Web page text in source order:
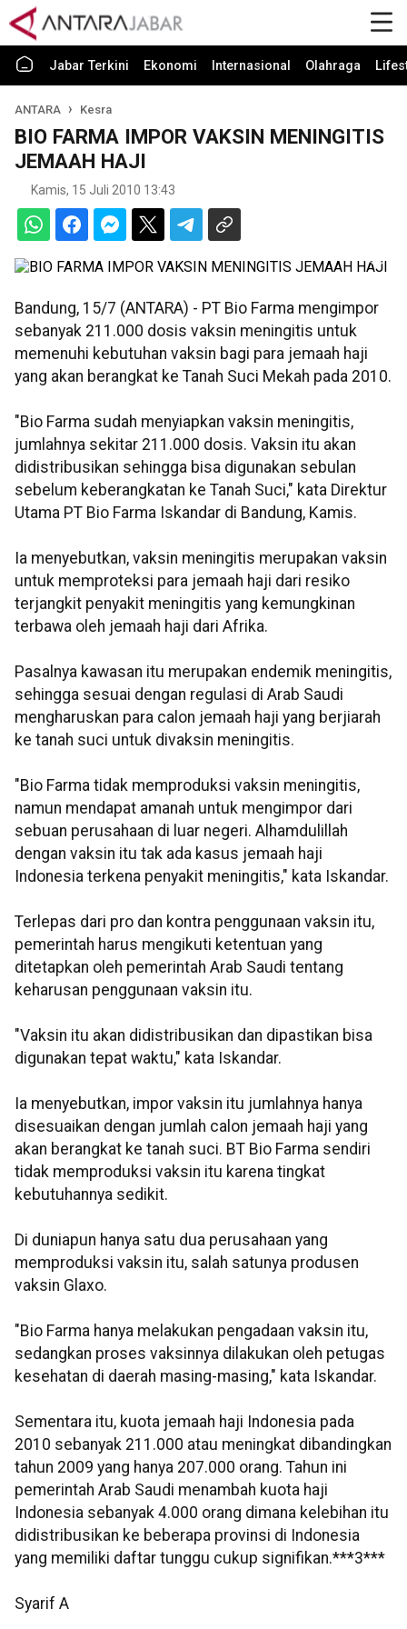
Jabar Terkini Ekonomi Internasional Olahraga
ANTARA Kesra
BIO FARMA IMPOR VAKSIN MENINGITIS
JEMAAH HAJI
Kamis, 15 Juli 2010 13:43
Bandung, 15/7 (ANTARA) - PT Bio Farma mengimpor
sebanyak 211.000 dosis vaksin meningitis untuk
memenuhi kebutuhan vaksin bagi para jemaah haji
yang akan berangkat ke Tanah Suci Mekah pada 2010.
"Bio Farma sudah menyiapkan vaksin meningitis,
jumlahnya sekitar 211.000 dosis. Vaksin itu akan
didistribusikan sehingga bisa digunakan sebulan
sebelum keberangkatan ke Tanah Suci," kata Direktur
Utama PT Bio Farma Iskandar di Bandung, Kamis.
Ia menyebutkan, vaksin meningitis merupakan vaksin
untuk memproteksi para jemaah haji dari resiko
terjangkit penyakit meningitis yang kemungkinan
terbawa oleh jemaah haji dari Afrika.
Pasalnya kawasan itu merupakan endemik meningitis,
sehingga sesuai dengan regulasi di Arab Saudi
mengharuskan para calon jemaah haji yang berjiarah
ke tanah suci untuk divaksin meningitis.
"Bio Farma tidak memproduksi vaksin meningitis,
namun mendapat amanah untuk mengimpor dari
sebuan perusahaan di luar negeri. Alhamdulillah
dengan vaksin itu tak ada kasus jemaah haji
Indonesia terkena penyakit meningitis," kata Iskandar.
Terlepas dari pro dan kontra penggunaan vaksin itu,
pemerintah harus mengikuti ketentuan yang
ditetapkan oleh pemerintah Arab Saudi tentang
keharusan penggunaan vaksin itu.
"Vaksin itu akan didistribusikan dan dipastikan bisa
digunakan tepat waktu," kata Iskandar.
Ia menyebutkan, impor vaksin itu jumlahnya hanya
disesuaikan dengan jumlah calon jemaah haji yang
akan berangkat ke tanah suci. BT Bio Farma sendiri
tidak memproduksi vaksin itu karena tingkat
kebutuhannya sedikit.
Di duniapun hanya satu dua perusahaan yang
memproduksi vaksin itu, salah satunya produsen
vaksin Glaxo.
"Bio Farma hanya melakukan pengadaan vaksin itu,
sedangkan proses vaksinnya dilakukan oleh petugas
kesehatan di daerah masing-masing," kata Iskandar.
Sementara itu, kuota jemaah haji Indonesia pada
2010 sebanyak 211.000 atau meningkat dibandingkan
tahun 2009 yang hanya 207.000 orang. Tahun ini
pemerintah Arab Saudi menambah kuota haji
Indonesia sebanyak 4.000 orang dimana kelebihan itu
didistribusikan ke beberapa provinsi di Indonesia
yang memiliki daftar tunggu cukup signifikan.***3***
Syarif A